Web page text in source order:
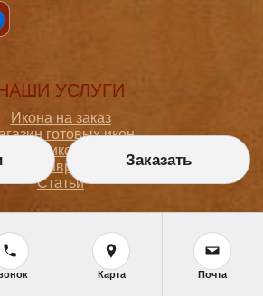
УСЛУГИ
Икона на заказ
готовых икон
Школа иконописи
Реставрация
Статьи
О мастерской
Как сделать заказ
Заказать
Карта Почта